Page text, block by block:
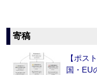
寄稿
【ポス
国・EU